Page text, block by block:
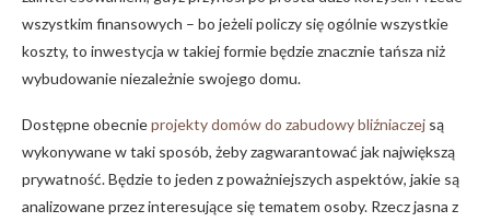
wszystkim finansowych – bo jeżeli policzy się ogólnie wszystkie
koszty, to inwestycja w takiej formie będzie znacznie tańsza niż
wybudowanie niezależnie swojego domu.
Dostępne obecnieprojekty domów do zabudowy bliźniaczej są
wykonywane w taki sposób, żeby zagwarantować jak największą
prywatność. Będzie to jeden z poważniejszych aspektów, jakie są
analizowane przez interesujące się tematem osoby. Rzecz jasna z